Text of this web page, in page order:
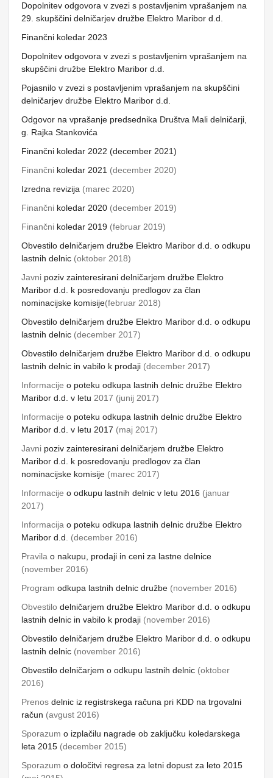
Dopolnitev odgovora v zvezi s postavljenim vprašanjem na
29. skupščini delničarjev družbe Elektro Maribor d.d.
Finančni koledar 2023
Dopolnitev odgovora v zvezi s postavljenim vprašanjem na
skupščini družbe Elektro Maribor d.d.
Pojasnilo v zvezi s postavljenim vprašanjem na skupščini
delničarjev družbe Elektro Maribor d.d.
Odgovor na vprašanje predsednika Društva Mali delničarji,
g. Rajka Stankovića
Finančni koledar 2022 (december 2021)
Finančni koledar 2021 (december 2020)
Izredna revizija (marec 2020)
Finančni koledar 2020 (december 2019)
Finančni koledar 2019 (februar 2019)
Obvestilo delničarjem družbe Elektro Maribor d.d. o odkupu
lastnih delnic (oktober 2018)
Javni poziv zainteresirani delničarjem družbe Elektro
Maribor d.d. k posredovanju predlogov za član
nominacijske komisije(februar 2018)
Obvestilo delničarjem družbe Elektro Maribor d.d. o odkupu
lastnih delnic (december 2017)
Obvestilo delničarjem družbe Elektro Maribor d.d. o odkupu
lastnih delnic in vabilo k prodaji (december 2017)
Informacije o poteku odkupa lastnih delnic družbe Elektro
Maribor d.d. v letu 2017 (junij 2017)
Informacije o poteku odkupa lastnih delnic družbe Elektro
Maribor d.d. v letu 2017 (maj 2017)
Javni poziv zainteresirani delničarjem družbe Elektro
Maribor d.d. k posredovanju predlogov za član
nominacijske komisije (marec 2017)
Informacije o odkupu lastnih delnic v letu 2016 (januar
2017)
Informacija o poteku odkupa lastnih delnic družbe Elektro
Maribor d.d
(december 2016)
Pravila o nakupu, prodaji in ceni za lastne delnice
(november 2016)
Program odkupa lastnih delnic družbe (november 2016)
Obvestilo delničarjem družbe Elektro Maribor d.d. o odkupu
lastnih delnic in vabilo k prodaji (november 2016)
Obvestilo delničarjem družbe Elektro Maribor d.d. o odkupu
lastnih delnic (november 2016)
Obvestilo delničarjem o odkupu lastnih delnic (oktober
2016)
Prenos delnic iz registrskega računa pri KDD na trgovalni
račun (avgust 2016)
Sporazum o izplačilu nagrade ob zaključku koledarskega
leta 2015 (december 2015)
Sporazum o določitvi regresa za letni dopust za leto 2015